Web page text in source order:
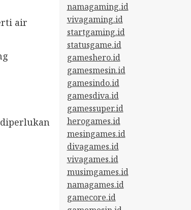
air
namagaming.id
vivagaming.id
startgaming.id
statusgame.id
gameshero.id
gamesmesin.id
gamesindo.id
gamesdiva.id
gamessuper.id
herogames.id
mesingames.id
divagames.id
vivagames.id
musimgames.id
namagames.id
gamecore.id